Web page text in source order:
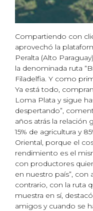
Compartiendo con
aprovechó la
Peralta (Alto
la denominada ruta
Filadelfia. Y como
Ya está todo,
Loma Plata y sigue
despertando”,
años atrás la relación
15% de agricultura y
Oriental, porque el
rendimiento es el
con productores
en nuestro país”, con
contrario, con la ruta
muestra en sí,
amigos y cuando se